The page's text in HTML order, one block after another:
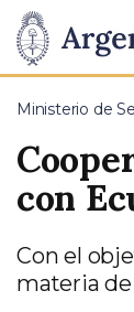
de
la
Nación
Pasar al
Ministerio de
con
Con el
materia